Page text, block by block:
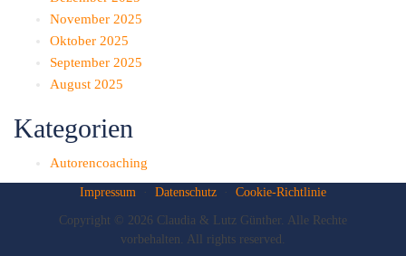
November 2025
Oktober 2025
September 2025
August 2025
Kategorien
Autorencoaching
Impressum · Datenschutz · Cookie-Richtlinie
Copyright © 2026 Claudia & Lutz Günther. Alle Rechte
vorbehalten. All rights reserved.